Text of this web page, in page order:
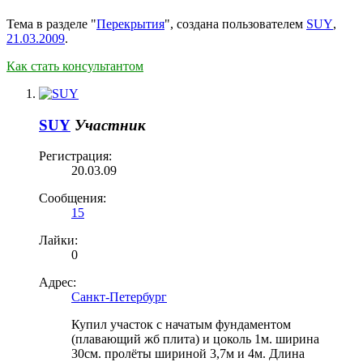
Тема в разделе "Перекрытия", создана пользователем SUY,
21.03.2009.
Как стать консультантом
SUY Участник
Регистрация:
20.03.09
Сообщения:
15
Лайки:
0
Адрес:
Санкт-Петербург
Купил участок с начатым фундаментом
(плавающий жб плита) и цоколь 1м. ширина
30см. пролёты шириной 3,7м и 4м. Длина